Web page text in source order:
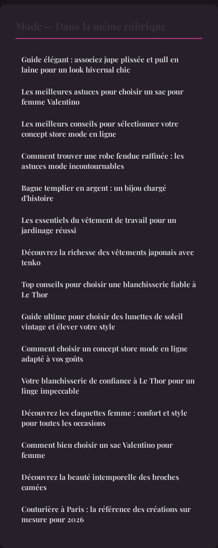
Guide élégant : associez jupe plissée et pull en
laine pour un look hivernal chic
Les meilleures astuces pour choisir un sac pour
femme Valentino
Les meilleurs conseils pour sélectionner votre
concept store mode en ligne
Comment trouver une robe fendue raffinée : les
astuces mode incontournables
Bague templier en argent : un bijou chargé
d'histoire
Les essentiels du vêtement de travail pour un
jardinage réussi
Découvrez la richesse des vêtements japonais avec
tenko
Top conseils pour choisir une blanchisserie fiable à
Le Thor
Guide ultime pour choisir des lunettes de soleil
vintage et élever votre style
Comment choisir un concept store mode en ligne
adapté à vos goûts
Votre blanchisserie de confiance à Le Thor pour un
linge impeccable
Découvrez les claquettes femme : confort et style
pour toutes les occasions
Comment bien choisir un sac Valentino pour
femme
Découvrez la beauté intemporelle des broches
camées
Couturière à Paris : la référence des créations sur
mesure pour 2026